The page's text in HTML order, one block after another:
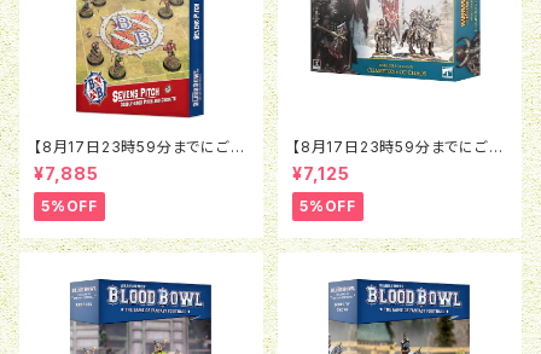
【8月17日23時59分までにご予
約で5％OFF】ブラッドボウル：セ
ヴンズピッチ（2026）
¥7,885
5%OFF
【8月17日23時59分までにご予
約で5％OFF】オールドワール
ド：ウォリアー・オヴ・ケイオス：チ
ャンピオン・オヴ・ケイオス
¥7,125
5%OFF